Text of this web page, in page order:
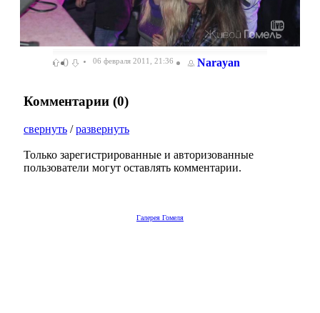
0 06 февраля 2011, 21:36 Narayan
Комментарии (0)
свернуть /развернуть
Только зарегистрированные и авторизованные
пользователи могут оставлять комментарии.
Галерея Гомеля